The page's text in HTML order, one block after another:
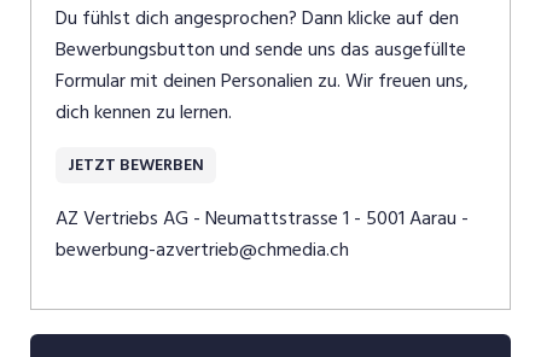
Du fühlst dich angesprochen? Dann klicke auf den
Bewerbungsbutton und sende uns das ausgefüllte
Formular mit deinen Personalien zu. Wir freuen uns,
dich kennen zu lernen.
JETZT BEWERBEN
AZ Vertriebs AG - Neumattstrasse 1 - 5001 Aarau -
bewerbung-azvertrieb@chmedia.ch